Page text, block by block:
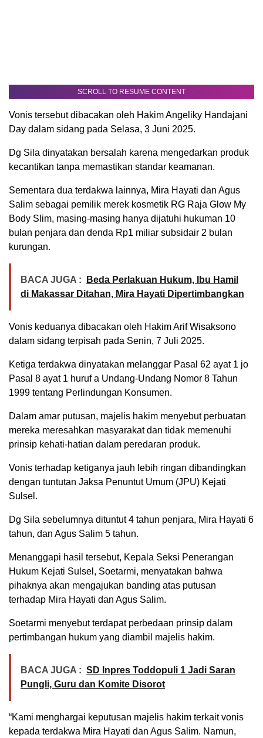
SCROLL TO RESUME CONTENT
Vonis tersebut dibacakan oleh Hakim Angeliky Handajani
Day dalam sidang pada Selasa, 3 Juni 2025.
Dg Sila dinyatakan bersalah karena mengedarkan produk
kecantikan tanpa memastikan standar keamanan.
Sementara dua terdakwa lainnya, Mira Hayati dan Agus
Salim sebagai pemilik merek kosmetik RG Raja Glow My
Body Slim, masing-masing hanya dijatuhi hukuman 10
bulan penjara dan denda Rp1 miliar subsidair 2 bulan
kurungan.
BACA JUGA :
Beda Perlakuan Hukum, Ibu Hamil
di Makassar Ditahan, Mira Hayati Dipertimbangkan
Vonis keduanya dibacakan oleh Hakim Arif Wisaksono
dalam sidang terpisah pada Senin, 7 Juli 2025.
Ketiga terdakwa dinyatakan melanggar Pasal 62 ayat 1 jo
Pasal 8 ayat 1 huruf a Undang-Undang Nomor 8 Tahun
1999 tentang Perlindungan Konsumen.
Dalam amar putusan, majelis hakim menyebut perbuatan
mereka meresahkan masyarakat dan tidak memenuhi
prinsip kehati-hatian dalam peredaran produk.
Vonis terhadap ketiganya jauh lebih ringan dibandingkan
dengan tuntutan Jaksa Penuntut Umum (JPU) Kejati
Sulsel.
Dg Sila sebelumnya dituntut 4 tahun penjara, Mira Hayati 6
tahun, dan Agus Salim 5 tahun.
Menanggapi hasil tersebut, Kepala Seksi Penerangan
Hukum Kejati Sulsel, Soetarmi, menyatakan bahwa
pihaknya akan mengajukan banding atas putusan
terhadap Mira Hayati dan Agus Salim.
Soetarmi menyebut terdapat perbedaan prinsip dalam
pertimbangan hukum yang diambil majelis hakim.
BACA JUGA : SD Inpres Toddopuli 1 Jadi Saran
Pungli, Guru dan Komite Disorot
“Kami menghargai keputusan majelis hakim terkait vonis
kepada terdakwa Mira Hayati dan Agus Salim. Namun,